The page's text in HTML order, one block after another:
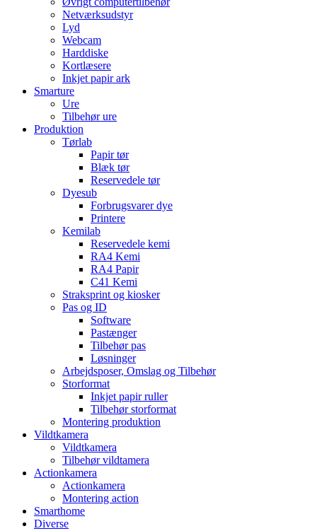
Netværksudstyr
Lyd
Webcam
Harddiske
Kortlæsere
Inkjet papir ark
Smarture
Ure
Tilbehør ure
Produktion
Tørlab
Papir tør
Blæk tør
Reservedele tør
Dyesub
Forbrugsvarer dye
Printere
Kemilab
Reservedele kemi
RA4 Kemi
RA4 Papir
C41 Kemi
Straksprint og kiosker
Pas og ID
Software
Pastænger
Tilbehør pas
Løsninger
Arbejdsposer, Omslag og Tilbehør
Storformat
Inkjet papir ruller
Tilbehør storformat
Montering produktion
Vildtkamera
Vildtkamera
Tilbehør vildtamera
Actionkamera
Actionkamera
Montering action
Smarthome
Diverse